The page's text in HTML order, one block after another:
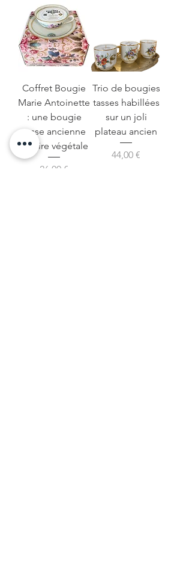
Coffret Bougie
Marie Antoinette
: une bougie
tasse ancienne
en cire végétale
Prix
26,00 €
Trio de bougies
tasses habillées
sur un joli
plateau ancien
Prix
44,00 €